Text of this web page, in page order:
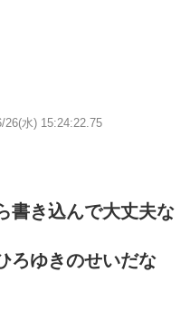
26(水) 15:24:22.75
書き込んで大丈夫な
ろゆきのせいだな